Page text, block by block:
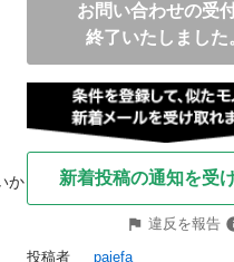
か
お問い合わせの受
終了いたしました
新着投稿の通知を受
違反を報告
投稿者
pajefa